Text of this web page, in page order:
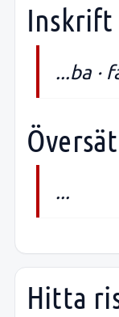
Inskrift
...ba ·
...
Hitta